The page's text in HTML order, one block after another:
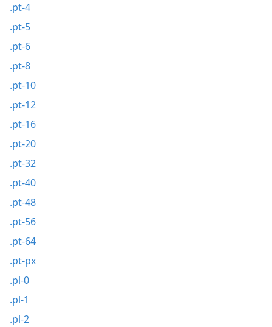
.pt-4
.pt-5
.pt-6
.pt-8
.pt-10
.pt-12
.pt-16
.pt-20
.pt-32
.pt-40
.pt-48
.pt-56
.pt-64
.pt-px
.pl-0
.pl-1
.pl-2